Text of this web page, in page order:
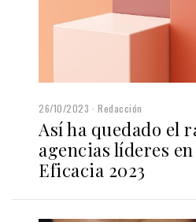
26/10/2023 Redacción
Así ha quedado el
agencias líderes
Eficacia 2023